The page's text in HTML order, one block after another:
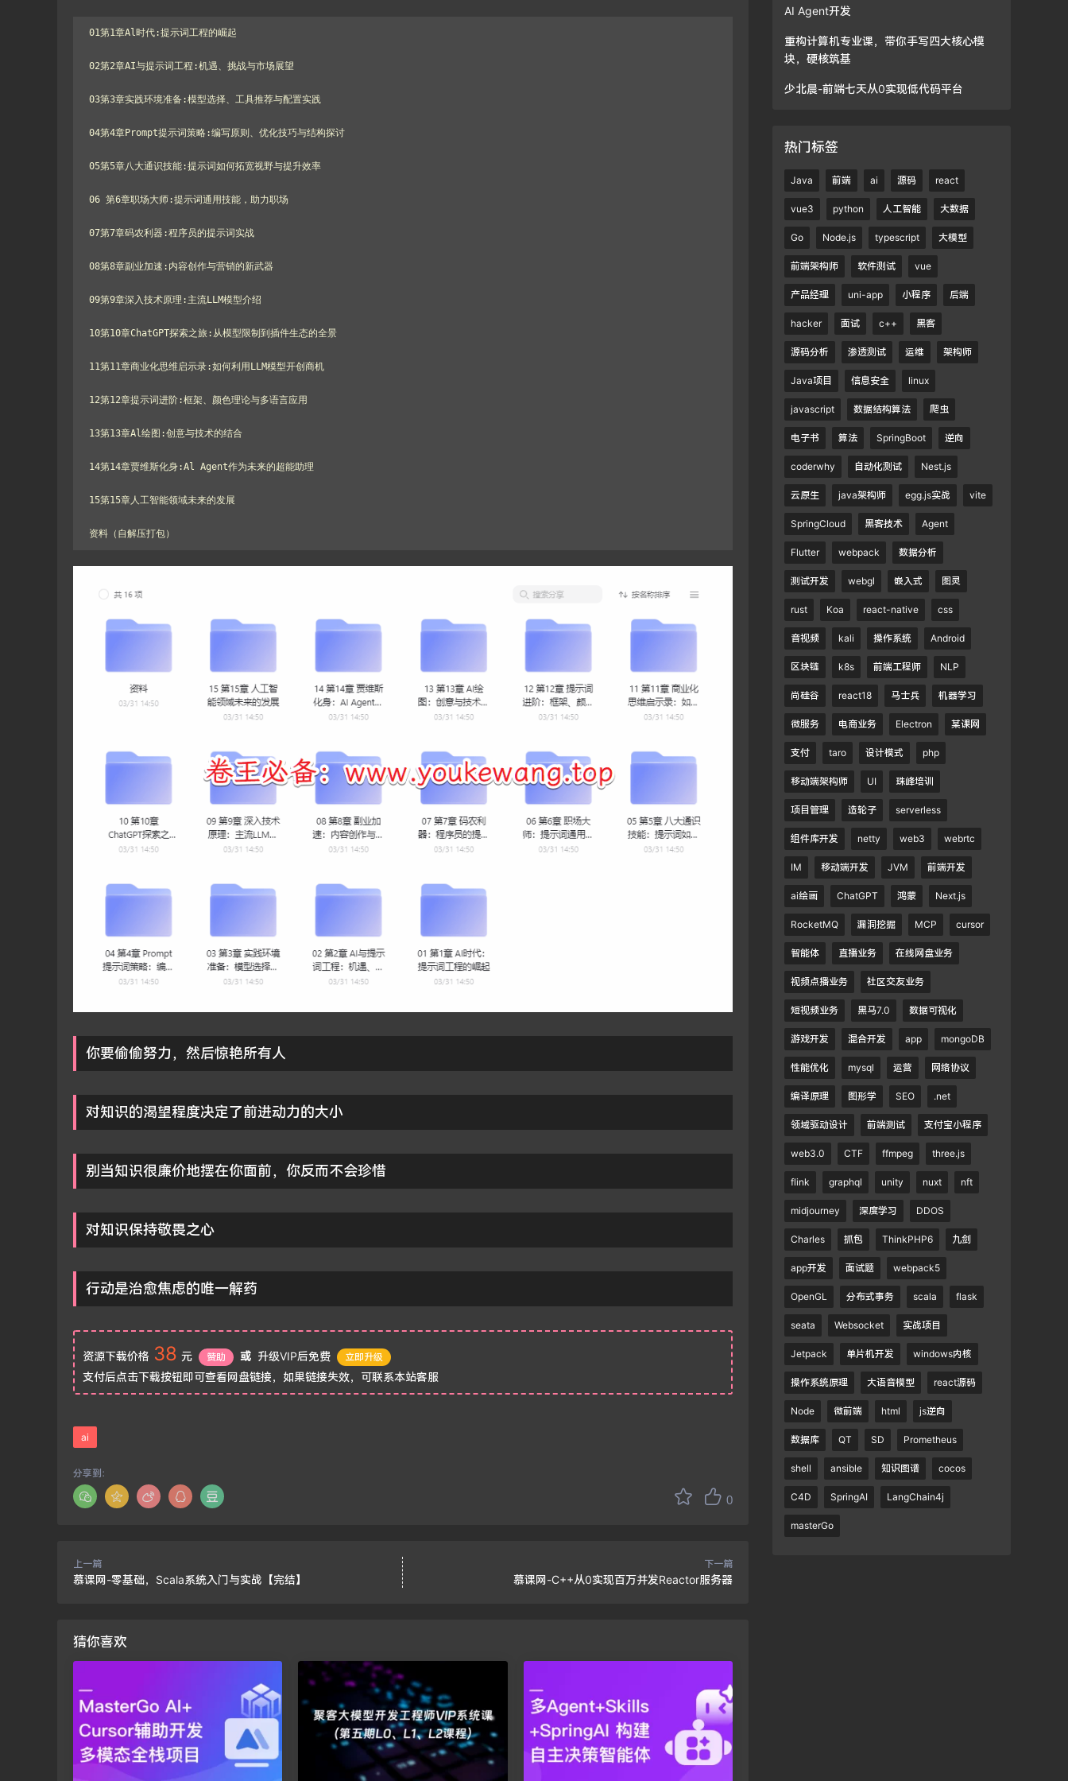
01第1章Al时代:提示词工程的崛起
02第2章AI与提示词工程:机遇、挑战与市场展望
03第3章实践环境准备:模型选择、工具推荐与配置实践
04第4章Prompt提示词策略:编写原则、优化技巧与结构探讨
05第5章八大通识技能:提示词如何拓宽视野与提升效率
06 第6章职场大师:提示词通用技能，助力职场
07第7章码农利器:程序员的提示词实战
08第8章副业加速:内容创作与营销的新武器
09第9章深入技术原理:主流LLM模型介绍
10第10章ChatGPT探索之旅:从模型限制到插件生态的全景
11第11章商业化思维启示录:如何利用LLM模型开创商机
12第12章提示词进阶:框架、颜色理论与多语言应用
13第13章Al绘图:创意与技术的结合
14第14章贾维斯化身:Al Agent作为未来的超能助理
15第15章人工智能领域未来的发展
资料（自解压打包）
你要偷偷努力，然后惊艳所有人
对知识的渴望程度决定了前进动力的大小
别当知识很廉价地摆在你面前，你反而不会珍惜
对知识保持敬畏之心
行动是治愈焦虑的唯一解药
资源下载价格 38 元 赞助 或 升级VIP后免费 立即升级
支付后点击下载按钮即可查看网盘链接，如果链接失效，可联系本站客服
ai
0
分享到：
上一篇
慕课网-零基础，Scala系统入门与实战【完结】
下一篇
慕课网-C++从0实现百万并发Reactor服务器
猜你喜欢
AI Agent开发
重构计算机专业课，带你手写四大核心模
块，硬核筑基
少北晨-前端七天从0实现低代码平台
热门标签
Java 前端 ai 源码 react
vue3 python 人工智能 大数据
Go Node.js typescript 大模型
前端架构师 软件测试 vue
产品经理 uni-app 小程序 后端
hacker 面试 c++ 黑客
源码分析 渗透测试 运维 架构师
Java项目 信息安全 linux
javascript 数据结构算法 爬虫
电子书 算法 SpringBoot 逆向
coderwhy 自动化测试 Nest.js
云原生 java架构师 egg.js实战 vite
SpringCloud 黑客技术 Agent
Flutter webpack 数据分析
测试开发 webgl 嵌入式 图灵
rust Koa react-native css
音视频 kali 操作系统 Android
区块链 k8s 前端工程师 NLP
尚硅谷 react18 马士兵 机器学习
微服务 电商业务 Electron 某课网
支付 taro 设计模式 php
移动端架构师 UI 珠峰培训
项目管理 造轮子 serverless
组件库开发 netty web3 webrtc
IM 移动端开发 JVM 前端开发
ai绘画 ChatGPT 鸿蒙 Next.js
RocketMQ 漏洞挖掘 MCP cursor
智能体 直播业务 在线网盘业务
视频点播业务 社区交友业务
短视频业务 黑马7.0 数据可视化
游戏开发 混合开发 app mongoDB
性能优化 mysql 运营 网络协议
编译原理 图形学 SEO .net
领域驱动设计 前端测试 支付宝小程序
web3.0 CTF ffmpeg three.js
flink graphql unity nuxt nft
midjourney 深度学习 DDOS
Charles 抓包 ThinkPHP6 九剑
app开发 面试题 webpack5
OpenGL 分布式事务 scala flask
seata Websocket 实战项目
Jetpack 单片机开发 windows内核
操作系统原理 大语音模型 react源码
Node 微前端 html js逆向
数据库 QT SD Prometheus
shell ansible 知识图谱 cocos
C4D SpringAI LangChain4j
masterGo